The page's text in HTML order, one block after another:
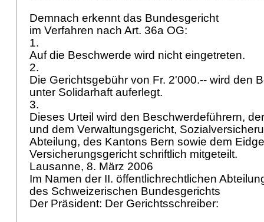
Demnach erkennt das Bundesgericht
im Verfahren nach Art. 36a OG:
1.
Auf die Beschwerde wird nicht eingetreten.
2.
Die Gerichtsgebühr von Fr. 2'000.-- wird den
unter Solidarhaft auferlegt.
3.
Dieses Urteil wird den Beschwerdeführern,
und dem Verwaltungsgericht,
Abteilung, des Kantons Bern sowie dem
Versicherungsgericht schriftlich mitgeteilt.
Lausanne, 8. März 2006
Im Namen der II. öffentlichrechtlichen
des Schweizerischen Bundesgerichts
Der Präsident: Der Gerichtsschreiber: